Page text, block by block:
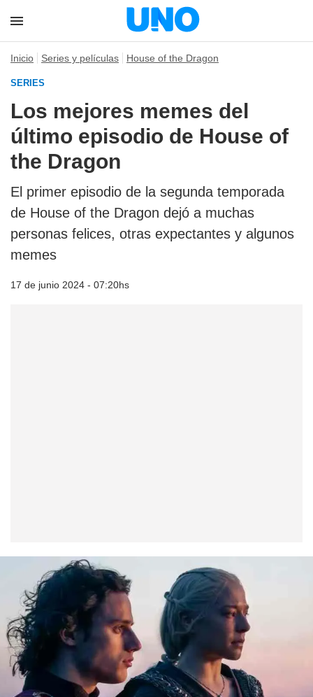
Inicio Series y películas House of the Dragon
SERIES
Los mejores memes del
último episodio de House of
the Dragon
El primer episodio de la segunda temporada
de House of the Dragon dejó a muchas
personas felices, otras expectantes y algunos
memes
17 de junio 2024 - 07:20hs